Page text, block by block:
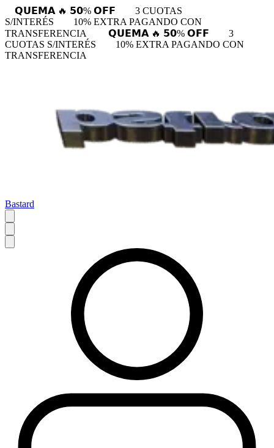
𝗤𝗨𝗘𝗠𝗔 🔥 𝟱𝟬% 𝗢𝗙𝗙
3 CUOTAS
S/INTERÉS
10% EXTRA PAGANDO CON
TRANSFERENCIA
𝗤𝗨𝗘𝗠𝗔 🔥 𝟱𝟬% 𝗢𝗙𝗙
3
CUOTAS S/INTERÉS
10% EXTRA PAGANDO CON
TRANSFERENCIA
Bastard